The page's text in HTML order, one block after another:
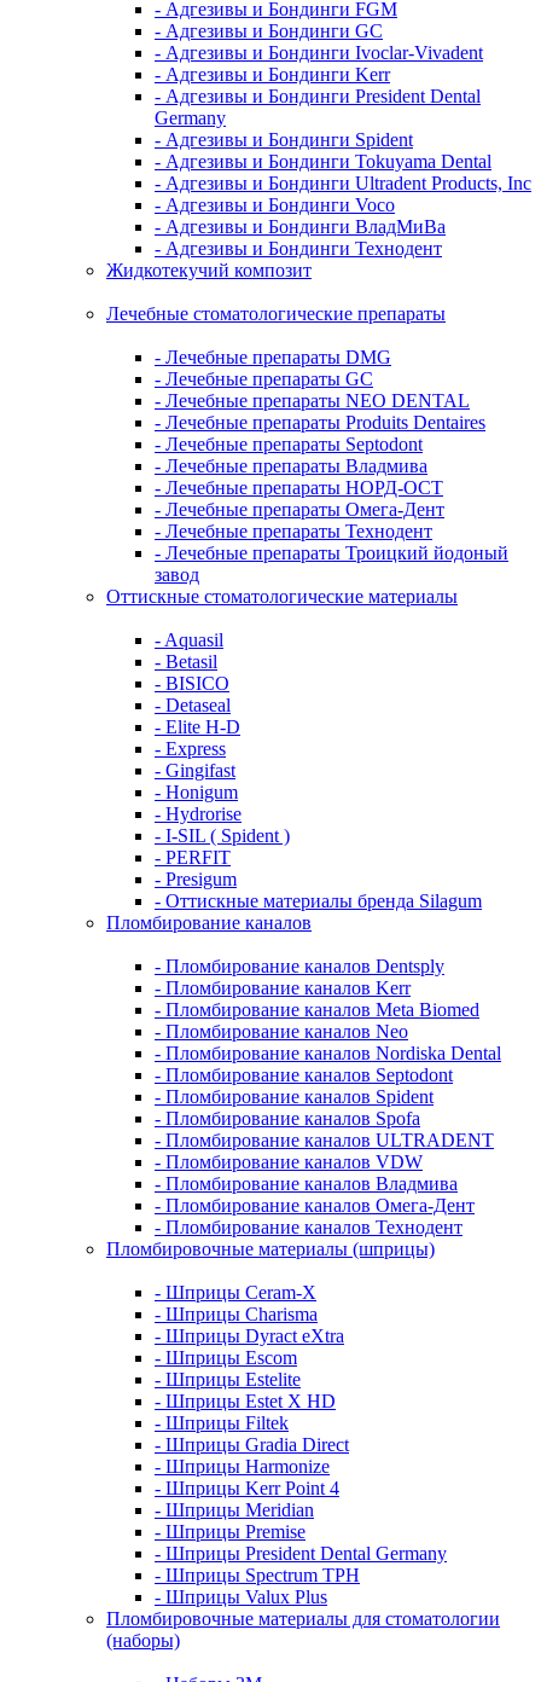
- Адгезивы и Бондинги FGM
- Адгезивы и Бондинги GC
- Адгезивы и Бондинги Ivoclar-Vivadent
- Адгезивы и Бондинги Kerr
- Адгезивы и Бондинги President Dental
Germany
- Адгезивы и Бондинги Spident
- Адгезивы и Бондинги Tokuyama Dental
- Адгезивы и Бондинги Ultradent Products, Inc
- Адгезивы и Бондинги Voco
- Адгезивы и Бондинги ВладМиВа
- Адгезивы и Бондинги Технодент
Жидкотекучий композит
Лечебные стоматологические препараты
- Лечебные препараты DMG
- Лечебные препараты GC
- Лечебные препараты NEO DENTAL
- Лечебные препараты Produits Dentaires
- Лечебные препараты Septodont
- Лечебные препараты Владмива
- Лечебные препараты НОРД-ОСТ
- Лечебные препараты Омега-Дент
- Лечебные препараты Технодент
- Лечебные препараты Троицкий йодоный
завод
Оттискные стоматологические материалы
- Aquasil
- Betasil
- BISICO
- Detaseal
- Elite H-D
- Express
- Gingifast
- Honigum
- Hydrorise
- I-SIL ( Spident )
- PERFIT
- Presigum
- Оттискные материалы бренда Silagum
Пломбирование каналов
- Пломбирование каналов Dentsply
- Пломбирование каналов Kerr
- Пломбирование каналов Meta Biomed
- Пломбирование каналов Neo
- Пломбирование каналов Nordiska Dental
- Пломбирование каналов Septodont
- Пломбирование каналов Spident
- Пломбирование каналов Spofa
- Пломбирование каналов ULTRADENT
- Пломбирование каналов VDW
- Пломбирование каналов Владмива
- Пломбирование каналов Омега-Дент
- Пломбирование каналов Технодент
Пломбировочные материалы (шприцы)
- Шприцы Ceram-X
- Шприцы Charisma
- Шприцы Dyract eXtra
- Шприцы Escom
- Шприцы Estelite
- Шприцы Estet X HD
- Шприцы Filtek
- Шприцы Gradia Direct
- Шприцы Harmonize
- Шприцы Kerr Point 4
- Шприцы Meridian
- Шприцы Premise
- Шприцы President Dental Germany
- Шприцы Spectrum TPH
- Шприцы Valux Plus
Пломбировочные материалы для стоматологии
(наборы)